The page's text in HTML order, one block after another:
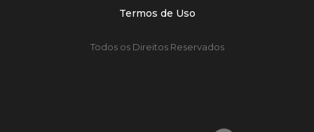
Termos de Uso
Todos os Direitos Reservados